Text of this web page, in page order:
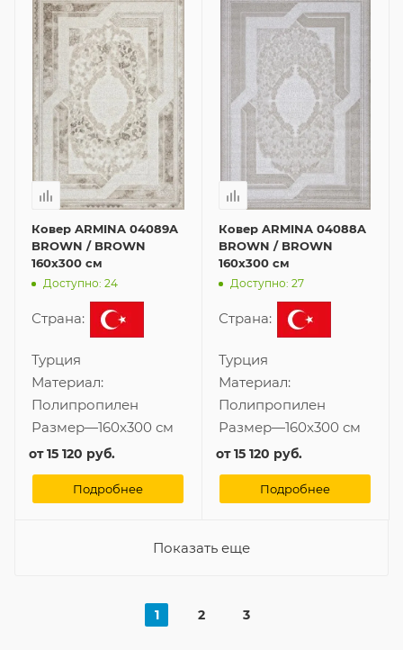
Ковер ARMINA 04089A
BROWN / BROWN
160x300 см
Доступно: 24
Страна:
Турция
Материал:
Полипропилен
Размер—160x300 см
от15 120 руб.
Подробнее
Ковер ARMINA 04088A
BROWN / BROWN
160x300 см
Доступно: 27
Страна:
Турция
Материал:
Полипропилен
Размер—160x300 см
от15 120 руб.
Подробнее
Показать еще
1 2 3